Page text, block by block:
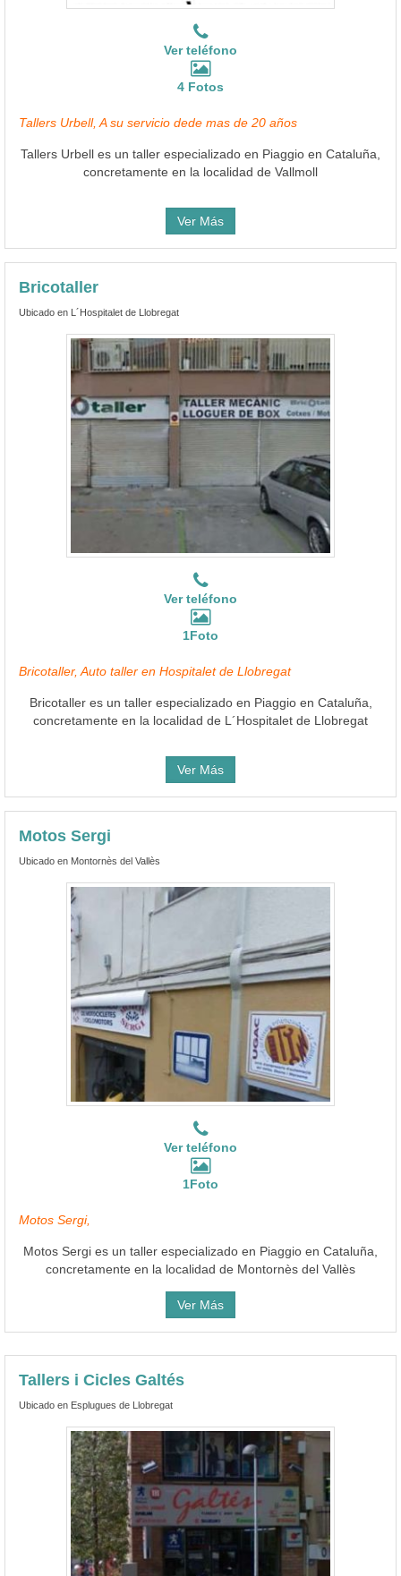
Ver teléfono
4 Fotos
Tallers Urbell, A su servicio dede mas de 20 años
Tallers Urbell es un taller especializado en Piaggio en Cataluña,
concretamente en la localidad de Vallmoll
Ver Más
Bricotaller
Ubicado en L´Hospitalet de Llobregat
Ver teléfono
1Foto
Bricotaller, Auto taller en Hospitalet de Llobregat
Bricotaller es un taller especializado en Piaggio en Cataluña,
concretamente en la localidad de L´Hospitalet de Llobregat
Ver Más
Motos Sergi
Ubicado en Montornès del Vallès
Ver teléfono
1Foto
Motos Sergi,
Motos Sergi es un taller especializado en Piaggio en Cataluña,
concretamente en la localidad de Montornès del Vallès
Ver Más
Tallers i Cicles Galtés
Ubicado en Esplugues de Llobregat